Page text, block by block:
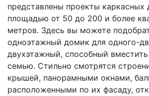
представлены проекты
площадью от 50 до 200 и более
метров. Здесь вы можете
одноэтажный домик для одного-
двухэтажный, способный
семью. Стильно смотрятся
крышей, панорамными окнами,
расположенными по их фасаду,